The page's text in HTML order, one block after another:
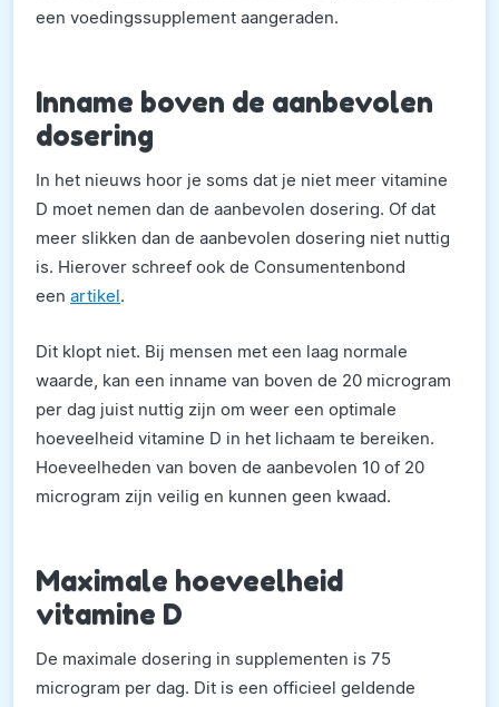
een voedingssupplement aangeraden.
Inname boven de aanbevolen
dosering
In het nieuws hoor je soms dat je niet meer vitamine
D moet nemen dan de aanbevolen dosering. Of dat
meer slikken dan de aanbevolen dosering niet nuttig
is. Hierover schreef ook de Consumentenbond
een artikel.
Dit klopt niet. Bij mensen met een laag normale
waarde, kan een inname van boven de 20 microgram
per dag juist nuttig zijn om weer een optimale
hoeveelheid vitamine D in het lichaam te bereiken.
Hoeveelheden van boven de aanbevolen 10 of 20
microgram zijn veilig en kunnen geen kwaad.
Maximale hoeveelheid
vitamine D
De maximale dosering in supplementen is 75
microgram per dag. Dit is een officieel geldende